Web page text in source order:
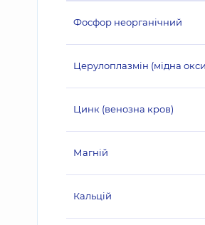
Фосфор неорганічний
Церулоплазмін (мідна
Цинк (венозна кров)
Магній
Кальцій